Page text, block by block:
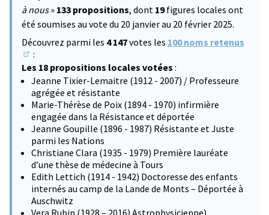
à nous» 133 propositions, dont 19figures locales ont
été soumises au vote du 20 janvier au 20 février 2025.
Découvrez parmi les 4 147votes les 100 noms retenus
(S'ouvre dans un nouvel onglet)
:
Les 18 propositions locales votées :
Jeanne Tixier-Lemaitre (1912 - 2007) / Professeure
agrégée et résistante
Marie-Thérèse de Poix (1894 - 1970) infirmière
engagée dans la Résistance et déportée
Jeanne Goupille (1896 - 1987) Résistante et Juste
parmi les Nations
Christiane Clara (1935 - 1979) Première lauréate
d’une thèse de médecine à Tours
Edith Lettich (1914 - 1942) Doctoresse des enfants
internés au camp de la Lande de Monts – Déportée à
Auschwitz
Vera Rubin (1928 – 2016) Astrophysicienne)